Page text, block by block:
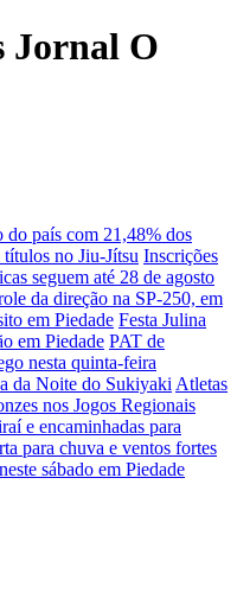
Jornal O
do país com 21,48% dos
no Jiu-Jítsu Inscrições
seguem até 28 de agosto
da direção na SP-250, em
em Piedade Festa Julina
em Piedade PAT de
nesta quinta-feira
da Noite do Sukiyaki Atletas
nos Jogos Regionais
e encaminhadas para
para chuva e ventos fortes
sábado em Piedade